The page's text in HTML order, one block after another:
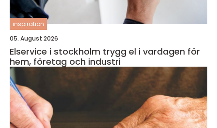
inspiration
05. August 2026
Elservice i stockholm trygg el i vardagen för
hem, företag och industri